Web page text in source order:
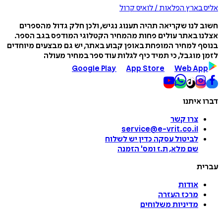
אליס בארץ הפלאות / לואיס קרול
חשוב לנו שקריאה תהיה תענוג נגיש, ולכן חלק גדול מהספרים
אצלנו באתר עולים פחות מהמחיר הקטלוגי המודפס בגב הספר.
בנוסף למחיר המופחת באופן קבוע באתר, יש גם מבצעים מיוחדים
לזמן מוגבל, כי תמיד כיף לגלות עוד ספר במחיר מעולה
Google Play
App Store Web App
דברו איתנו
צרו קשר
service@e-vrit.co.il
לביטול עסקה כדין יש לשלוח
שם מלא, ת.ז ומס' הזמנה
עברית
אודות
מרכז העזרה
מדיניות משלוחים